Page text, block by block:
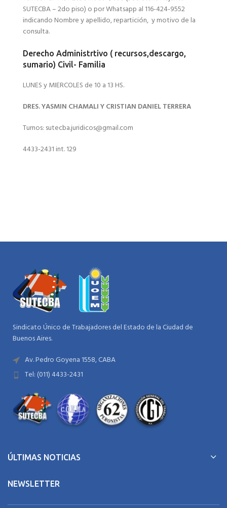
SUTECBA – 2do piso) o por Whatsapp al 116-424-9552
indicando Nombre y apellido, repartición, y motivo de la
consulta.
Derecho Administrtivo ( recursos,descargo,
sumario) Civil- Familia
LUNES y MIERCOLES de 10 a 13 HS.
DRES. YASMIN CHAMALI Y CRISTIAN DANIEL TERRERA
Turnos: sutecba.juridicos@gmail.com
4433-2431 int. 129
Sindicato Único de Trabajadores del Estado de la Ciudad de
Buenos Aires.
Av. Pedro Goyena 1558, CABA
Tel: (011) 4433-2431
ÚLTIMAS NOTICIAS
NEWSLETTER